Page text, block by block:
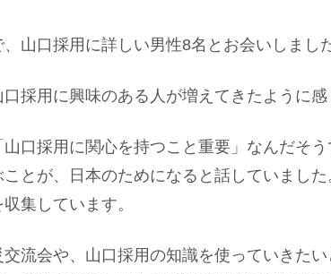
山口採用に詳しい男性8名とお会いしました
採用に興味のある人が増えてきたように感
口採用に関心を持つこと重要」なんだそう
とが、日本のためになると話していまし
集しています。
流会や、山口採用の知識を使っていきたい